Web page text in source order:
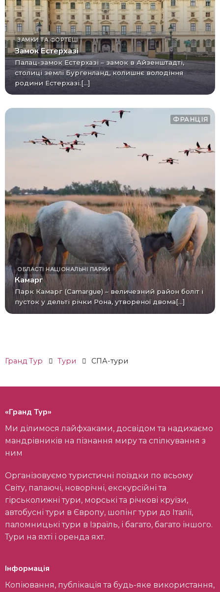
ЗАМКИ ТА ФОРТЕЦІ
Замок Естерхазі
Палац-замок Естерхазі – замок в Айзенштадті,
столиці землі Бургенланд, колишнє володіння
родини Естерхазі.[...]
ФРАНЦІЯ
ОБЛАСТІ НАЦІОНАЛЬНІ ПАРКИ
Камарг
Парк Камарг (Camargue) – величезний район боліт і
пусток у дельті річки Рона, утвореної двома[...]
Гранд Тур Тури СПА-тури
«Гранд Тур»
Ми ділимося лайфхаками, досвідом та надихаємо
мандрівників на пізнання миру та спілкування з
ним
Організовуємо туристичні поїздки по всьому
Світу, палаючі, новорічні, екскурсійні та
гірськолижні тури, морські та річкові круїзи,
автобусні тури в Європу, шопінг тури до Італії,
паломницькі тури в Ізраїль, і багато, багато іншого.
Тури на яхті і оренда яхт.
Інформація
Копіювання, публікація та будь-яке використання,